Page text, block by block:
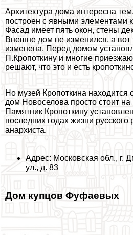
Архитектура дома интересна
построен с явными элементами
Фасад имеет пять окон, стены
Внешне дом не изменился, а вот
изменена. Перед домом
П.Кропоткину и многие
решают, что это и есть
Но музей Кропоткина находится
дом Новоселова просто стоит на
Памятник Кропоткину
последних годах жизни
анархиста.
Адрес: Московская обл., г.
ул., д. 83
Дом купцов Фуфаевых